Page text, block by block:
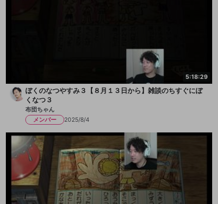
5:18:29
ぼくのなつやすみ３【８月１３日から】雑談のちすぐにぼ
くなつ３
布団ちゃん
メンバー
2025/8/4